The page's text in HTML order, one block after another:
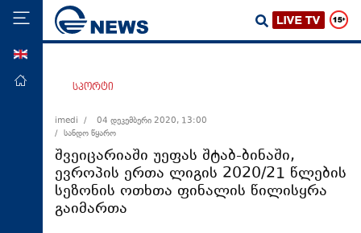
მთავარი
ეკონომიკა
მსოფლიო
ჯანდაცვა
საზოგადოება
სპორტი
imedi /
04 დეკემბერი 2020, 13:00
/ სანდო წყარო
შვეიცარიაში უეფას შტაბ-ბინაში,
ევროპის ერთა ლიგის 2020/21 წლების
სეზონის ოთხთა ფინალის წილისყრა
გაიმართა